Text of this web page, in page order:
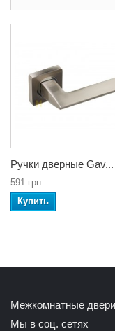
Ручки дверные Gav...
591 грн.
Купить
Межкомнатные
Мы в соц. сетях